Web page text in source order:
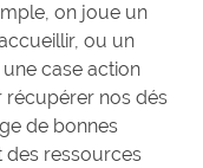
on joue un
ou un
case action
nos dés
de bonnes
des ressources